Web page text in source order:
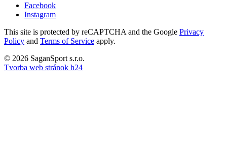
Facebook
Instagram
This site is protected by reCAPTCHA and the Google Privacy
Policy and Terms of Service apply.
© 2026 SaganSport s.r.o.
Tvorba web stránok h24